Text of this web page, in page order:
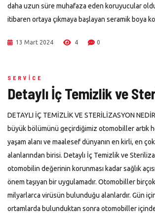
daha uzun süre muhafaza eden koruyucular
itibaren ortaya çıkmaya başlayan seramik boya
13 Mart 2024 4 0
SERVICE
Detaylı İç Temizlik ve
DETAYLI İÇ TEMİZLİK VE STERİLİZASYON
büyük bölümünü geçirdiğimiz otomobiller artık
yaşam alanı ve maalesef dünyanın en kirli, en
alanlarından birisi. Detaylı İç Temizlik ve
otomobilin değerinin korunması kadar sağlık
önem taşıyan bir uygulamadır. Otomobiller
milyarlarca virüsün bulunduğu alanlardır. Gün
ortamlarda bulunduktan sonra otomobiller